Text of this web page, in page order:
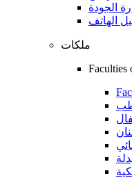
الجودة
الهاتف
ملكات